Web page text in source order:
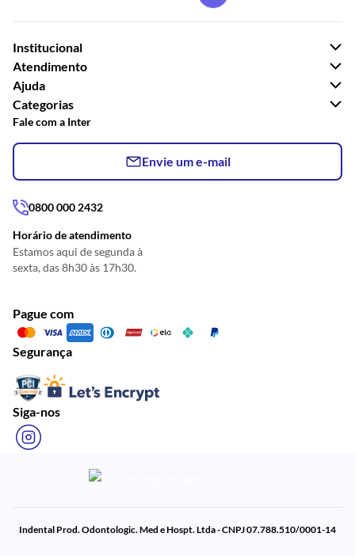
Institucional
Atendimento
Ajuda
Categorias
Fale com a Inter
Envie um e-mail
0800 000 2432
Horário de atendimento
Estamos aqui de segunda à
sexta, das 8h30 às 17h30.
Pague com
Segurança
Siga-nos
Indental Prod. Odontologic. Med e Hospt. Ltda - CNPJ 07.788.510/0001-14